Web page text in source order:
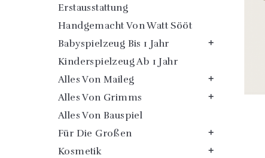
Erstausstattung
Handgemacht Von Watt Sööt
Babyspielzeug Bis 1 Jahr

Kinderspielzeug Ab 1 Jahr
Alles Von Maileg

Alles Von Grimms 
Alles Von Bauspiel
Für Die Großen

Kosmetik 